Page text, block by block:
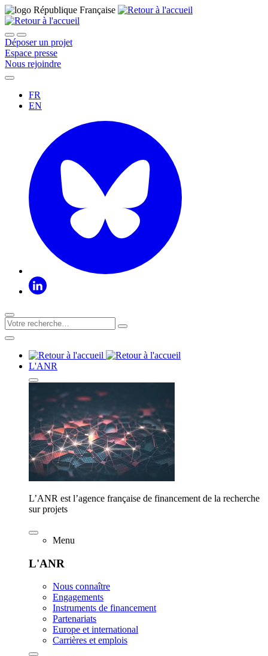
Déposer un projet
Espace presse
Nous rejoindre
FR
EN
L'ANR
L’ANR est l’agence française de financement de la recherche
sur projets
Menu
L'ANR
Nous connaître
Engagements
Instruments de financement
Partenariats
Europe et international
Carrières et emplois